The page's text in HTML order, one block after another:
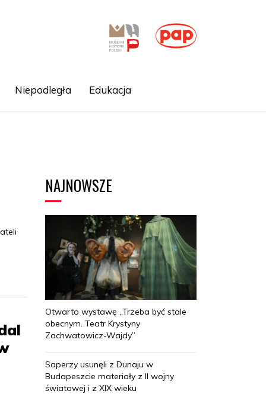
Niepodległa Edukacja
NAJNOWSZE
Otwarto wystawę „Trzeba być stale
obecnym. Teatr Krystyny
Zachwatowicz-Wajdy”
Saperzy usunęli z Dunaju w
Budapeszcie materiały z II wojny
światowej i z XIX wieku